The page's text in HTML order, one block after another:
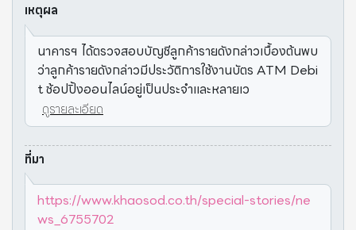
เหตุผล
นาคารฯ ได้ตรวจสอบบัญชีลูกค้ารายดังกล่าวเบื้องต้นพบ
ว่าลูกค้ารายดังกล่าวมีประวัติการใช้งานบัตร ATM Debi
t ช้อปปิ้งออนไลน์อยู่เป็นประจำและหลายเว
ดูรายละเอียด
ที่มา
https://www.khaosod.co.th/special-stories/ne
ws_6755702